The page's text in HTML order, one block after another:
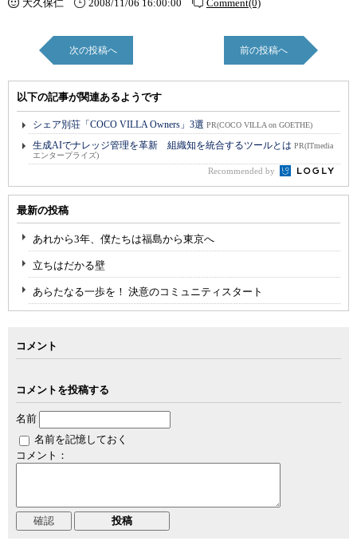
大久保仁 2008/11/06 16:00:00 Comment(0)
次の投稿へ 前の投稿へ
以下の記事が関連あるようです
シェア別荘「COCO VILLA Owners」3選 PR(COCO VILLA on GOETHE)
生成AIでナレッジ管理を革新 組織知を統合するツールとは PR(ITmedia
エンタープライズ)
Recommended by
最新の投稿
あれから3年、僕たちは福島から東京へ
立ちはだかる壁
あらたなる一歩を！ 決意のコミュニティスタート
コメント
コメントを投稿する
名前
名前を記憶しておく
コメント：